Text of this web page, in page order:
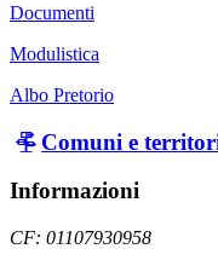
Documenti
Modulistica
Albo Pretorio
Comuni e
Informazioni
CF: 01107930958